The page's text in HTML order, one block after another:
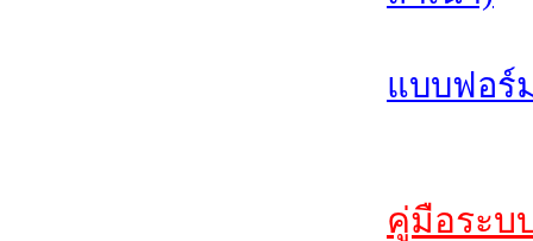
แบบฟอร์
คู่มือระบ